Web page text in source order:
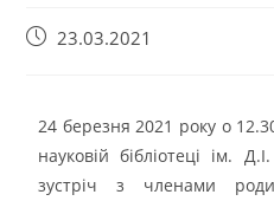
23.03.2021
24 березня 2021 року о
науковій бібліотеці ім.
зустріч з членами